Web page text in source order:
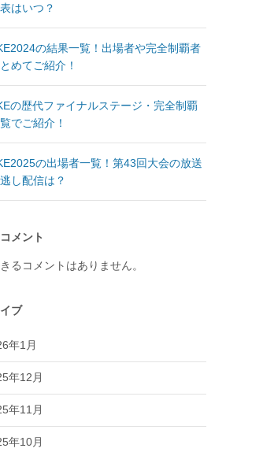
はいつ？
の結果一覧！出場者や完全制覇者
めてご紹介！
の歴代ファイナルステージ・完全制覇
でご紹介！
の出場者一覧！第43回大会の放送
し配信は？
メント
るコメントはありません。
ブ
年1月
年12月
年11月
年10月